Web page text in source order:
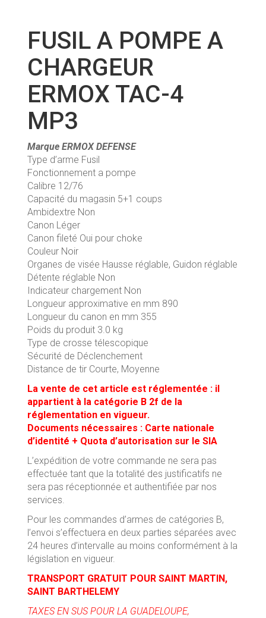
FUSIL A POMPE A
CHARGEUR
ERMOX TAC-4
MP3
Marque ERMOX DEFENSE
Type d’arme Fusil
Fonctionnement a pompe
Calibre 12/76
Capacité du magasin 5+1 coups
Ambidextre Non
Canon Léger
Canon fileté Oui pour choke
Couleur Noir
Organes de visée Hausse réglable, Guidon réglable
Détente réglable Non
Indicateur chargement Non
Longueur approximative en mm 890
Longueur du canon en mm 355
Poids du produit 3.0 kg
Type de crosse télescopique
Sécurité de Déclenchement
Distance de tir Courte, Moyenne
La vente de cet article est réglementée : il
appartient à la catégorie B 2f de la
réglementation en vigueur.
Documents nécessaires : Carte nationale
d’identité + Quota d’autorisation sur le SIA
L’expédition de votre commande ne sera pas
effectuée tant que la totalité des justificatifs ne
sera pas réceptionnée et authentifiée par nos
services.
Pour les commandes d’armes de catégories B,
l’envoi s’effectuera en deux parties séparées avec
24 heures d’intervalle au moins conformément à la
législation en vigueur.
TRANSPORT GRATUIT POUR SAINT MARTIN,
SAINT BARTHELEMY
TAXES EN SUS POUR LA GUADELOUPE,